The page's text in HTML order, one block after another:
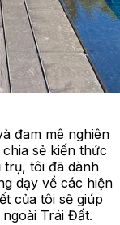
đam mê nghiên
sẻ kiến thức
trụ, tôi đã dành
dạy về các hiện
của tôi sẽ giúp
Trái Đất.